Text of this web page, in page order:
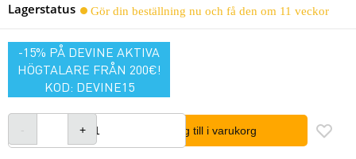
Lagerstatus Gör din beställning nu och få den om 11 veckor
-15% PÅ DEVINE AKTIVA
HÖGTALARE FRÅN 200€!
KOD: DEVINE15
lägg till i varukorg